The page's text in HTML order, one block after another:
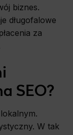
biznes.
długofalowe
za
SEO?
W tak